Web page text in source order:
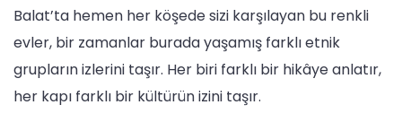
Balat’ta hemen her köşede sizi karşılayan bu renkli
evler, bir zamanlar burada yaşamış farklı etnik
grupların izlerini taşır. Her biri farklı bir hikâye anlatır,
her kapı farklı bir kültürün izini taşır.